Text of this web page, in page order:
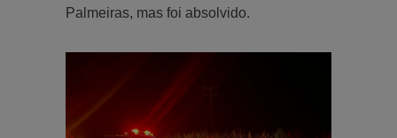
Palmeiras, mas foi absolvido.